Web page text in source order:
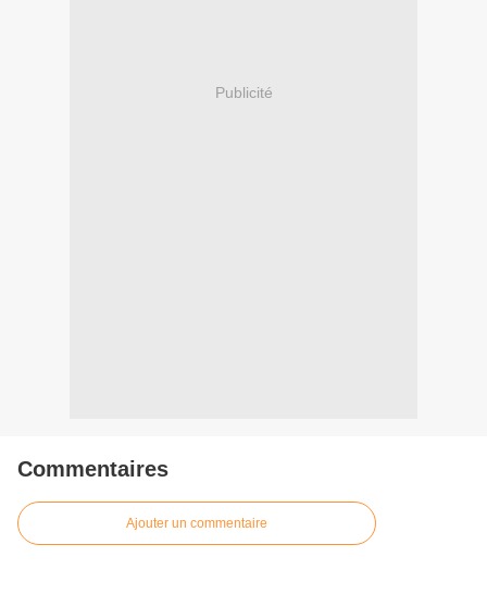
Publicité
Commentaires
Ajouter un commentaire